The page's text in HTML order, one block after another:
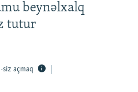
beynəlxalq
tutur
siz açmaq